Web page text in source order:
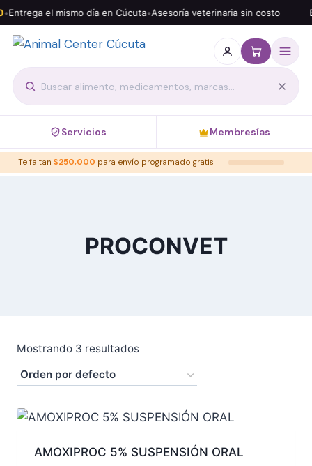
•Entrega el mismo día en Cúcuta•Asesoría veterinaria sin costo
Servicios Membresías
Te faltan $250,000 para envío programado gratis
PROCONVET
Mostrando 3 resultados
AMOXIPROC 5% SUSPENSIÓN ORAL